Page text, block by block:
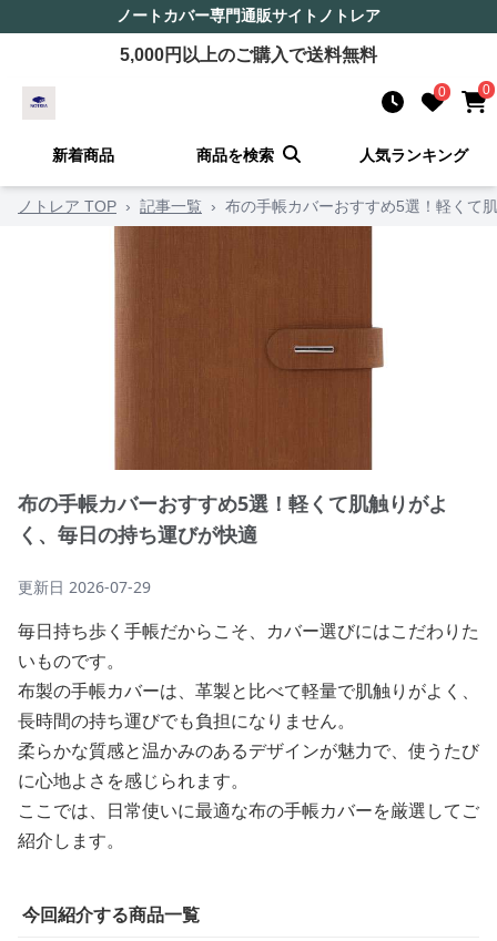
ノートカバー専門通販サイト ノトレア
5,000円以上のご購入で送料無料
0 0
新着商品 商品を検索 人気ランキング
ノトレア TOP › 記事一覧 › 布の手帳カバーおすすめ5選！軽くて
布の手帳カバーおすすめ5選！軽くて肌触りがよ
く、毎日の持ち運びが快適
更新日 2026-07-29
毎日持ち歩く手帳だからこそ、カバー選びにはこだわりた
いものです。
布製の手帳カバーは、革製と比べて軽量で肌触りがよく、
長時間の持ち運びでも負担になりません。
柔らかな質感と温かみのあるデザインが魅力で、使うたび
に心地よさを感じられます。
ここでは、日常使いに最適な布の手帳カバーを厳選してご
紹介します。
今回紹介する商品一覧